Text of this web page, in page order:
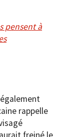
pensent à
rappelle